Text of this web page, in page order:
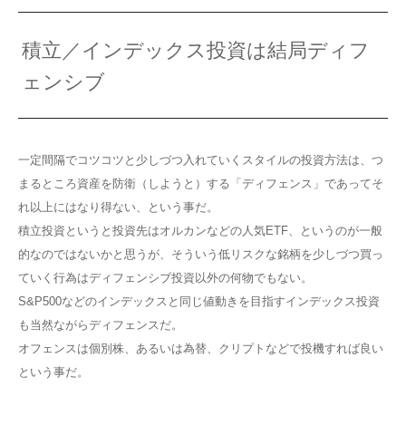
積立／インデックス投資は結局ディフ
ェンシブ
一定間隔でコツコツと少しづつ入れていくスタイルの投資方法は、つ
まるところ資産を防衛（しようと）する「ディフェンス」であってそ
れ以上にはなり得ない、という事だ。
積立投資というと投資先はオルカンなどの人気ETF、というのが一般
的なのではないかと思うが、そういう低リスクな銘柄を少しづつ買っ
ていく行為はディフェンシブ投資以外の何物でもない。
S&P500などのインデックスと同じ値動きを目指すインデックス投資
も当然ながらディフェンスだ。
オフェンスは個別株、あるいは為替、クリプトなどで投機すれば良い
という事だ。